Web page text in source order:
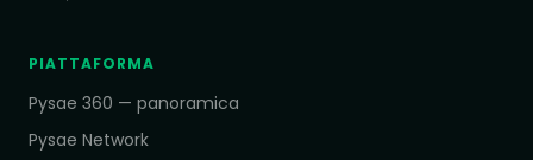
PIATTAFORMA
Pysae 360 — panoramica
Pysae Network